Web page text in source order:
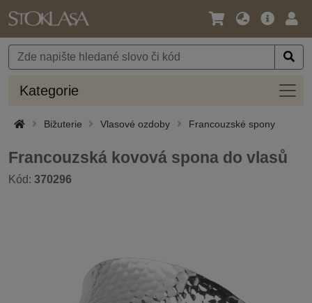
Jazyk
Měna
Hlavní
Kategorie
Bižuterie Vlasové ozdoby Francouzské spony
Francouzská kovová spona do vlasů
Kód: 370296